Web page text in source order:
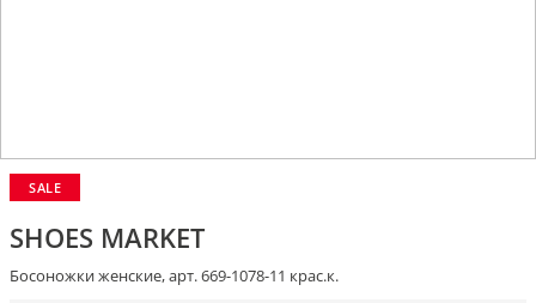
SALE
SHOES MARKET
Босоножки женские, арт. 669-1078-11 крас.к.